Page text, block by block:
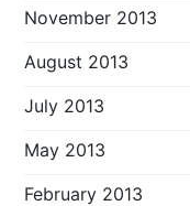
November 2013
August 2013
July 2013
May 2013
February 2013